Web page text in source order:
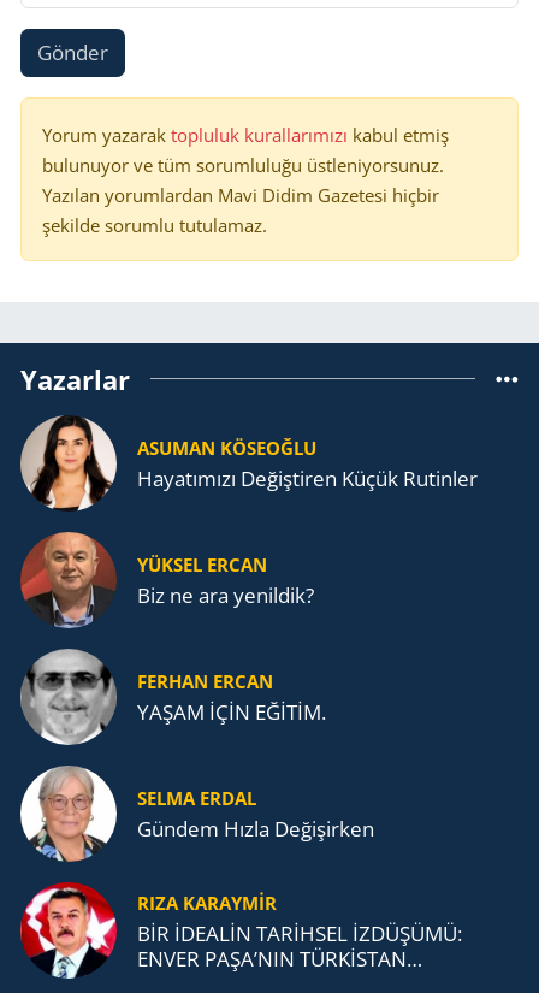
Gönder
Yorum yazarak topluluk kurallarımızı kabul etmiş
bulunuyor ve tüm sorumluluğu üstleniyorsunuz.
Yazılan yorumlardan Mavi Didim Gazetesi hiçbir
şekilde sorumlu tutulamaz.
Yazarlar
ASUMAN KÖSEOĞLU
Ha­ya­tı­mı­zı De­ğiş­ti­ren Küçük Ru­tin­ler
YÜKSEL ERCAN
Biz ne ara yenildik?
FERHAN ERCAN
YAŞAM İÇİN EĞİTİM.
SELMA ERDAL
Gündem Hızla Değişirken
RIZA KARAYMIR
BİR İDEALİN TARİHSEL İZDÜŞÜMÜ:
ENVER PAŞA’NIN TÜRKİSTAN